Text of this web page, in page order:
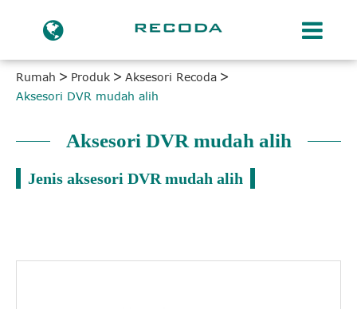
Rumah Produk
Aksesori Recoda
Aksesori DVR mudah alih
Aksesori DVR mudah alih
Jenis aksesori DVR mudah alih